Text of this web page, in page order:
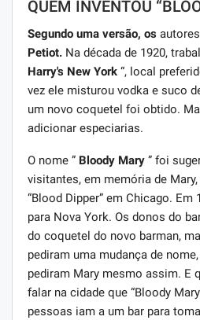
QUEM INVENTOU
Segundo uma versão, os
Petiot. Na década de 1920,
Harry's New York “, local
vez ele misturou vodka e suco
um novo coquetel foi obtido.
adicionar especiarias.
O nome ” Bloody Mary ” foi
visitantes, em memória de
“Blood Dipper” em Chicago. Em
para Nova York. Os donos do
do coquetel do novo barman,
pediram uma mudança de
pediram Mary mesmo assim. E
falar na cidade que “Bloody
pessoas iam a um bar para